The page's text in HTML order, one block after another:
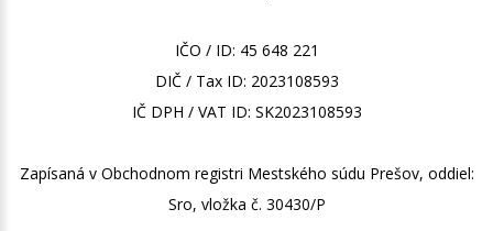
IČO / ID: 45 648 221
DIČ / Tax ID: 2023108593
IČ DPH / VAT ID: SK2023108593
Zapísaná v Obchodnom registri Mestského súdu Prešov, oddiel:
Sro, vložka č. 30430/P